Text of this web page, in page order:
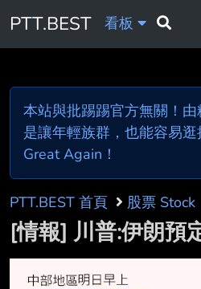
PTT.BEST 看板
本站與批踢踢官方無關！
是讓年輕族群，也能容易
Great Again！
PTT.BEST 首頁 股票 Stock
[情報] 川普:伊朗預